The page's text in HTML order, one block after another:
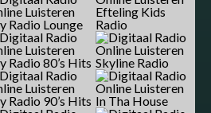
Radio Lounge
Radio 80’s Hits
Radio 90’s Hits
Efteling Kids
Radio
Skyline Radio
In Tha House